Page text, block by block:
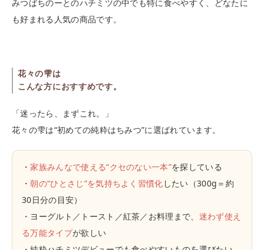
みつばちのーとのハチミツの中でも特に食べやすく、どなたに
も好まれる人気の商品です。
花々の雫は
こんな方におすすめです。
「迷ったら、まずこれ。」
花々の雫は“初めての純粋はちみつ”に選ばれています。
・家族みんなで使える“クセのない一本”を探している
・朝の“ひとさじ”を気持ちよく習慣化 したい（300g＝約
30日分の目安）
・ヨーグルト／トースト／紅茶／お料理まで、 迷わず使え
る万能タイプが欲しい